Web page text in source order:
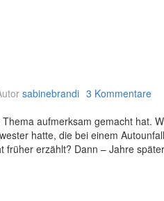
sabinebrandi 3 Kommentare
aufmerksam gemacht hat.
hatte, die bei einem
früher erzählt? Dann – Jahre